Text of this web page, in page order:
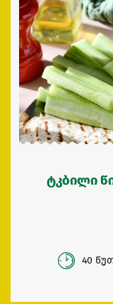
ტკბილი
40